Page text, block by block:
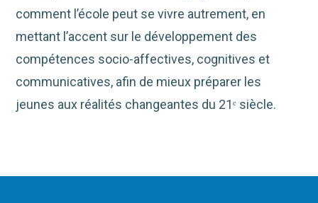
comment l’école peut se vivre autrement, en
mettant l’accent sur le développement des
compétences socio-affectives, cognitives et
communicatives, afin de mieux préparer les
jeunes aux réalités changeantes du 21ᵉ siècle.